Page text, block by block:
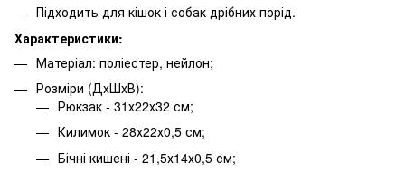
Підходить для кішок і собак дрібних порід.
Характеристики:
Матеріал: поліестер, нейлон;
Розміри (ДхШхВ):
Рюкзак - 31х22х32 см;
Килимок - 28х22х0,5 см;
Бічні кишені - 21,5х14х0,5 см;